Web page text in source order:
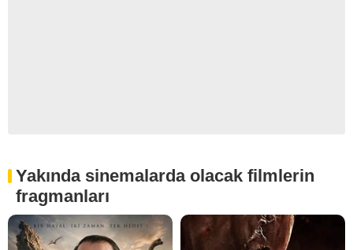
Yakında sinemalarda olacak filmlerin
fragmanları